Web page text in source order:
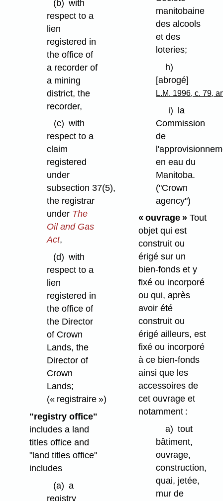
(b) with
respect to a
lien
registered in
the office of
a recorder of
a mining
district, the
recorder,
(c) with
respect to a
claim
registered
under
subsection 37(5),
the registrar
under The
Oil and Gas
Act,
(d) with
respect to a
lien
registered in
the office of
the Director
of Crown
Lands, the
Director of
Crown
Lands;
(« registraire »)
"registry office"
includes a land
titles office and
"land titles office"
includes
(a) a
registry
manitobaine
des alcools
et des
loteries;
h)
[abrogé]
L.M. 1996, c. 79,
i) la
Commission
de
en eau du
Manitoba.
("Crown
agency")
« ouvrage »Tout
objet qui est
construit ou
érigé sur un
bien-fonds et y
fixé ou incorporé
ou qui, après
avoir été
construit ou
érigé ailleurs, est
fixé ou incorporé
à ce bien-fonds
ainsi que les
accessoires de
cet ouvrage et
notamment :
a) tout
bâtiment,
ouvrage,
construction,
quai, jetée,
mur de